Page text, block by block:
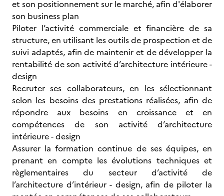
et son positionnement sur le marché, afin d'élaborer
son business plan
Piloter l’activité commerciale et financière de sa
structure, en utilisant les outils de prospection et de
suivi adaptés, afin de maintenir et de développer la
rentabilité de son activité d’architecture intérieure -
design
Recruter ses collaborateurs, en les sélectionnant
selon les besoins des prestations réalisées, afin de
répondre aux besoins en croissance et en
compétences de son activité d’architecture
intérieure - design
Assurer la formation continue de ses équipes, en
prenant en compte les évolutions techniques et
règlementaires du secteur d’activité de
l’architecture d’intérieur - design, afin de piloter la